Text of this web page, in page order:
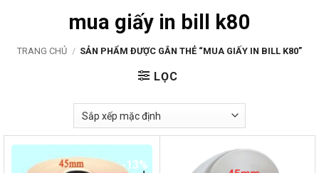
mua giấy in bill k80
TRANG CHỦ / SẢN PHẨM ĐƯỢC GẮN THẺ “MUA GIẤY IN BILL K80”
LỌC
-13% -17%